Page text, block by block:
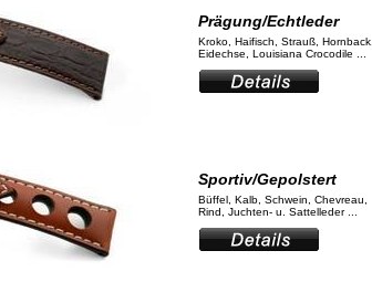
Prägung/Echtleder
Kroko, Haifisch, Strauß, Hornback,
Eidechse, Louisiana Crocodile ...
Sportiv/Gepolstert
Büffel, Kalb, Schwein, Chevreau,
Rind, Juchten- u. Sattelleder ...